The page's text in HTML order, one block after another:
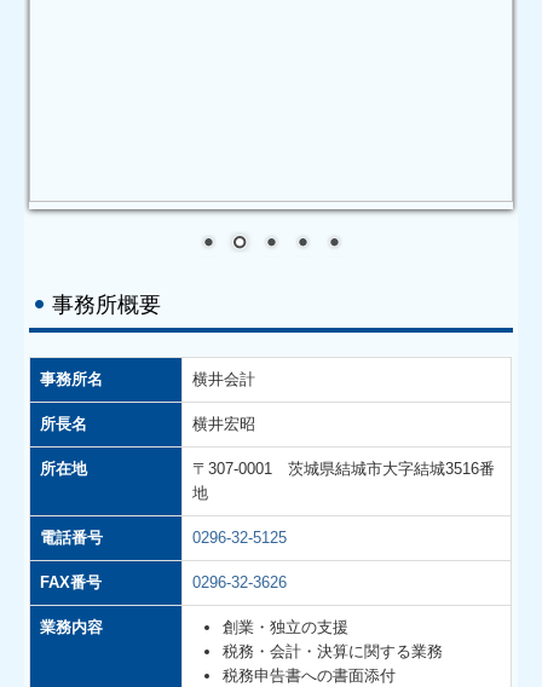
事務所概要
事務所名 横井会計
所長名 横井宏昭
所在地
〒307-0001 茨城県結城市大字結城3516番
地
電話番号 0296-32-5125
FAX番号 0296-32-3626
業務内容
創業・独立の支援
税務・会計・決算に関する業務
税務申告書への書面添付